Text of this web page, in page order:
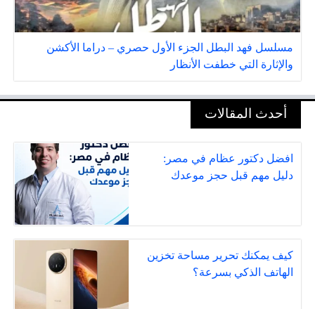
مسلسل فهد البطل الجزء الأول حصري – دراما الأكشن
والإثارة التي خطفت الأنظار
أحدث المقالات
افضل دكتور عظام في مصر:
دليل مهم قبل حجز موعدك
كيف يمكنك تحرير مساحة تخزين
الهاتف الذكي بسرعة؟